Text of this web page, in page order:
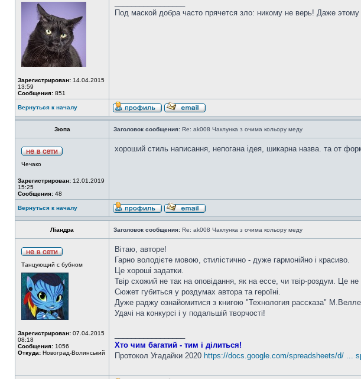
Зарегистрирован: 14.04.2015
13:59
Сообщения: 851
Под маской добра часто прячется зло: никому не верь! Даже этому
Вернуться к началу
Зюпа Заголовок сообщения: Re: ak008 Чаклунка з очима кольору меду
Чечако
Зарегистрирован: 12.01.2019
15:25
Сообщения: 48
хороший стиль написання, непогана ідея, шикарна назва. та от
Вернуться к началу
Ліандра Заголовок сообщения: Re: ak008 Чаклунка з очима кольору меду
Танцующий с бубном
Зарегистрирован: 07.04.2015
08:18
Сообщения: 1056
Откуда: Новоград-Волинський
Вітаю, авторе!
Гарно володієте мовою, стилістично - дуже гармонійно і красиво.
Це хороші задатки.
Твір схожий не так на оповідання, як на ессе, чи твір-роздум. Це
Сюжет губиться у роздумах автора та героїні.
Дуже раджу ознайомитися з книгою "Технология рассказа"
Удачі на конкурсі і у подальшій творчості!
Хто чим багатий - тим і ділиться!
Протокол Угадайки 2020 https://docs.google.com/spreadsheets/d/ ...